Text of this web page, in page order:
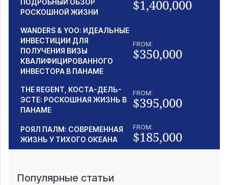
ПОДРОБНЫЙ ОБЗОР
РОСКОШНОЙ ЖИЗНИ
$1,400,000
WANDERS & YOO: ИДЕАЛЬНЫЕ
ИНВЕСТИЦИИ ДЛЯ
ПОЛУЧЕНИЯ ВИЗЫ
КВАЛИФИЦИРОВАННОГО
ИНВЕСТОРА В ПАНАМЕ
FROM:
$350,000
THE REGENT, КОСТА-ДЕЛЬ-
ЭСТЕ: РОСКОШНАЯ ЖИЗНЬ В
ПАНАМЕ
FROM:
$395,000
РОЯЛ ПАЛМ: СОВРЕМЕННАЯ
ЖИЗНЬ У ТИХОГО ОКЕАНА
FROM:
$185,000
Популярные статьи